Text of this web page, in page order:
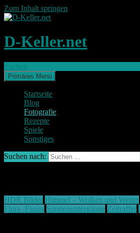
Zum Inhalt springen
D-Keller.net
Primäres Menü
Startseite
Blog
Fotografie
Rezepte
Spiele
Sonstiges
Suchen nach:
HDR Bilder Himmel – Wolken und Wetter
Flora -Fauna Sonnenuntergänge Zeitraffer